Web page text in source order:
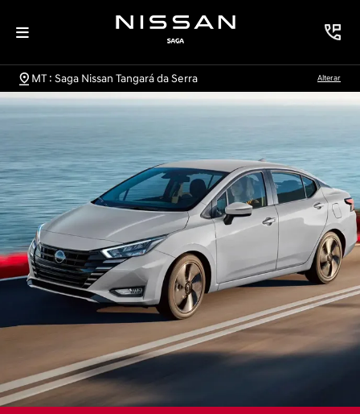
MT : Saga Nissan Tangará da Serra Alterar